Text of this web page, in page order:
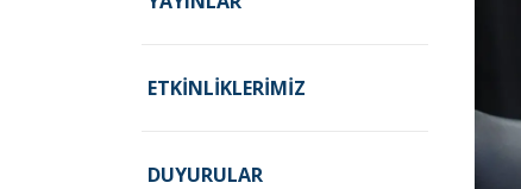
ETKINLIKLERIMIZ
DUYURULAR